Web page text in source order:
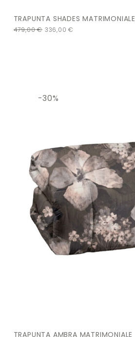
TRAPUNTA SHADES MATRIMONIALE
479,00€ 336,00€
TRAPUNTA AMBRA MATRIMONIALE
-30%